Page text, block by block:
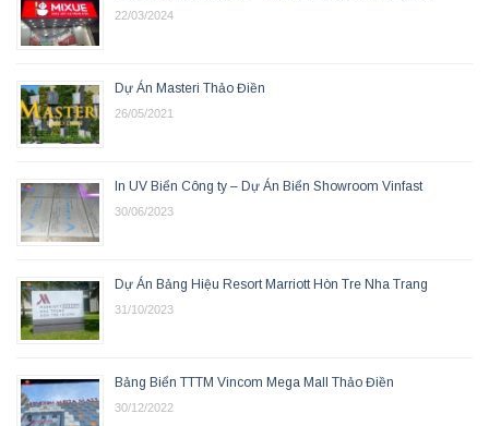
22/03/2024
Dự Án Masteri Thảo Điền
26/05/2021
In UV Biển Công ty – Dự Án Biển Showroom Vinfast
30/06/2023
Dự Án Bảng Hiệu Resort Marriott Hòn Tre Nha Trang
31/10/2023
Bảng Biển TTTM Vincom Mega Mall Thảo Điền
30/12/2022